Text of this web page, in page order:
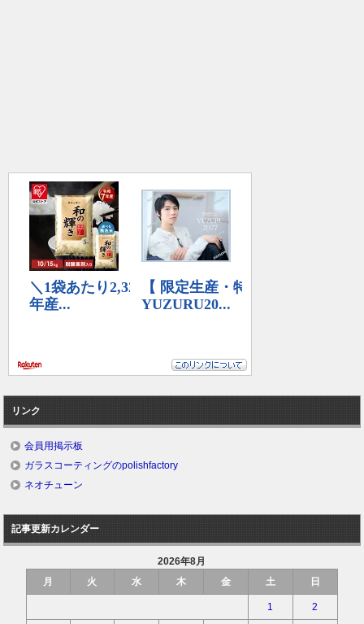
リンク
会員用掲示板
ガラスコーティングのpolishfactory
ネオチューン
記事更新カレンダー
2026年8月
月
火 水 木 金 土 日
1 2